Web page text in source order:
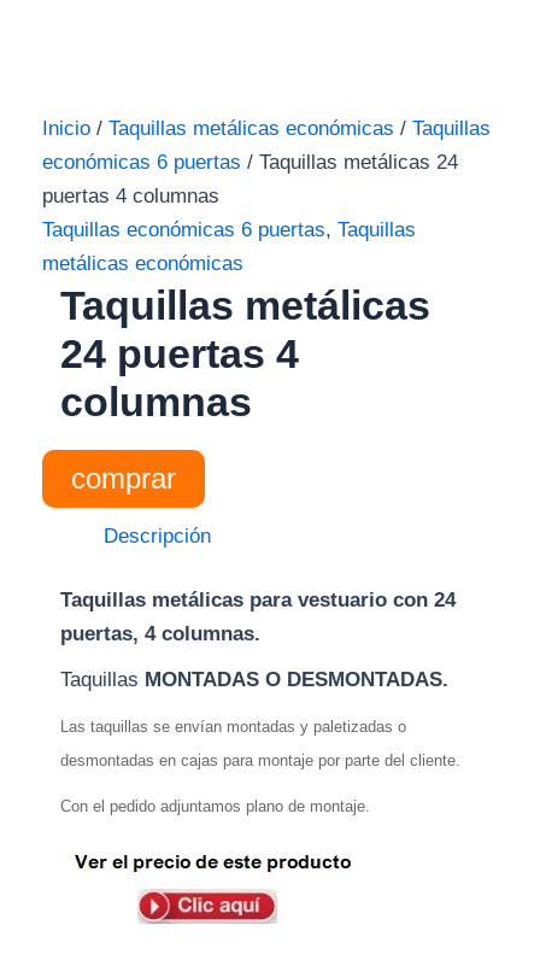
Inicio / Taquillas metálicas económicas / Taquillas
económicas 6 puertas / Taquillas metálicas 24
puertas 4 columnas
Taquillas económicas 6 puertas, Taquillas
metálicas económicas
Taquillas metálicas
24 puertas 4
columnas
comprar
Descripción
Taquillas metálicas para vestuario con 24
puertas, 4 columnas.
Taquillas MONTADAS O DESMONTADAS.
Las taquillas se envían montadas y paletizadas o
desmontadas en cajas para montaje por parte del cliente.
Con el pedido adjuntamos plano de montaje.